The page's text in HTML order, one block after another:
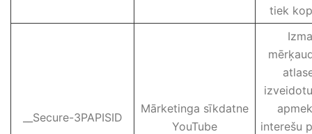
tiek
__Secure-3PAPISID
Mārketinga sīkdatne
YouTube
interešu